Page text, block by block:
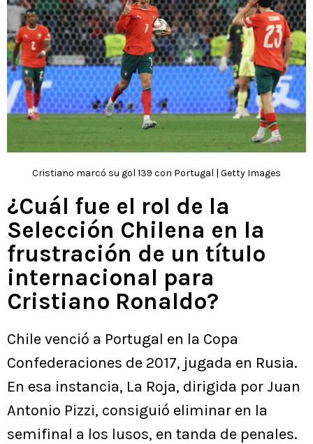
Cristiano marcó su gol 139 con Portugal | Getty Images
¿Cuál fue el rol de la
Selección Chilena en la
frustración de un título
internacional para
Cristiano Ronaldo?
Chile venció a Portugal en la Copa
Confederaciones de 2017, jugada en Rusia.
En esa instancia, La Roja, dirigida por Juan
Antonio Pizzi, consiguió eliminar en la
semifinal a los lusos, en tanda de penales.